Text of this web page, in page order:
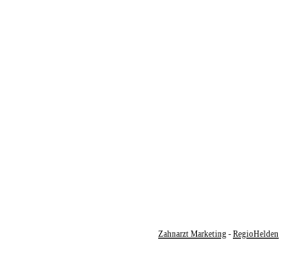
Zahnarzt Marketing - RegioHelden